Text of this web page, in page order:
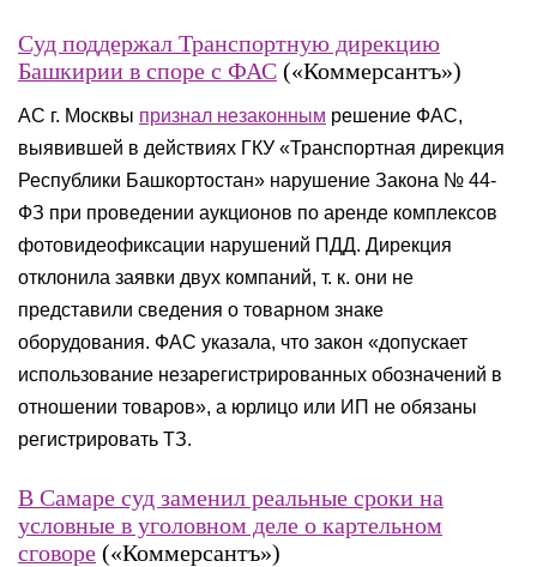
Суд поддержал Транспортную дирекцию
Башкирии в споре с ФАС («Коммерсантъ»)
АС г. Москвы признал незаконным решение ФАС,
выявившей в действиях ГКУ «Транспортная дирекция
Республики Башкортостан» нарушение Закона № 44-
ФЗ при проведении аукционов по аренде комплексов
фотовидеофиксации нарушений ПДД. Дирекция
отклонила заявки двух компаний, т. к. они не
представили сведения о товарном знаке
оборудования. ФАС указала, что закон «допускает
использование незарегистрированных обозначений в
отношении товаров», а юрлицо или ИП не обязаны
регистрировать ТЗ.
В Самаре суд заменил реальные сроки на
условные в уголовном деле о картельном
сговоре («Коммерсантъ»)